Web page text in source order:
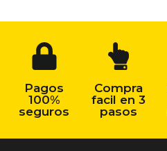
Pagos
100%
seguros
Compra
facil en 3
pasos